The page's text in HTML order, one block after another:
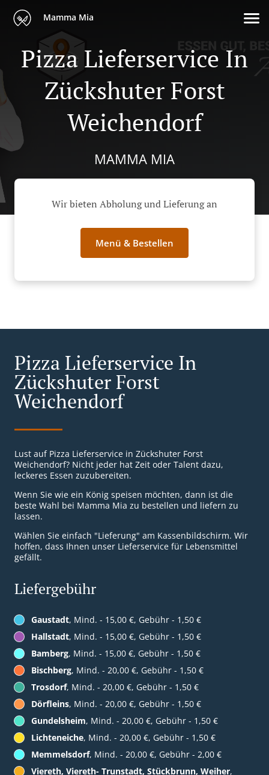
Mamma Mia
Pizza Lieferservice In
Zückshuter Forst
Weichendorf
MAMMA MIA
Wir bieten Abholung und Lieferung an
Menü & Bestellen
Pizza Lieferservice In
Zückshuter Forst
Weichendorf
Lust auf Pizza Lieferservice in Zückshuter Forst
Weichendorf? Nicht jeder hat Zeit oder Talent dazu,
leckeres Essen zuzubereiten.
Wenn Sie wie ein König speisen möchten, dann ist die
beste Wahl bei Mamma Mia zu bestellen und liefern zu
lassen.
Wählen Sie einfach "Lieferung" am Kassenbildschirm. Wir
hoffen, dass Ihnen unser Lieferservice für Lebensmittel
gefällt.
Liefergebühr
Gaustadt, Mind. - 15,00 €, Gebühr - 1,50 €
Hallstadt, Mind. - 15,00 €, Gebühr - 1,50 €
Bamberg, Mind. - 15,00 €, Gebühr - 1,50 €
Bischberg, Mind. - 20,00 €, Gebühr - 1,50 €
Trosdorf, Mind. - 20,00 €, Gebühr - 1,50 €
Dörfleins, Mind. - 20,00 €, Gebühr - 1,50 €
Gundelsheim, Mind. - 20,00 €, Gebühr - 1,50 €
Lichteneiche, Mind. - 20,00 €, Gebühr - 1,50 €
Memmelsdorf, Mind. - 20,00 €, Gebühr - 2,00 €
Viereth, Viereth- Trunstadt, Stückbrunn, Weiher,